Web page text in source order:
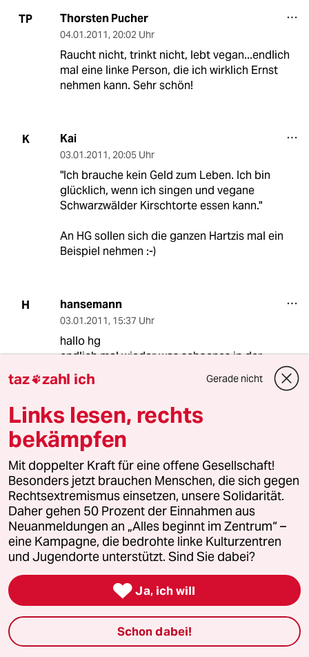
TP Thorsten Pucher
04.01.2011, 20:02 Uhr
Raucht nicht, trinkt nicht, lebt vegan...endlich
mal eine linke Person, die ich wirklich Ernst
nehmen kann. Sehr schön!
K Kai
03.01.2011, 20:05 Uhr
"Ich brauche kein Geld zum Leben. Ich bin
glücklich, wenn ich singen und vegane
Schwarzwälder Kirschtorte essen kann."
An HG sollen sich die ganzen Hartzis mal ein
Beispiel nehmen :-)
H hansemann
03.01.2011, 15:37 Uhr
hallo hg
endlich mal wieder was schoenes in der
zeitung gelesen! danke fuer dieses herzwarme
interview und deine offenheit!
jemand im mainstream kennt): ist echt ein
uebler und dunkler verein!
dir weiterhin viel kraft!!
ich komme auch ganz bald
wieder zum zeitungen kaufen!!!
qbat
03.01.2011,15:35 Uhr
das nenne ich mal ne konsequente haltung
(politisch wie menschlich) - respekt! aber ver-
taz zahl ich Gerade nicht
Links lesen, rechts
bekämpfen
Mit doppelter Kraft für eine offene Gesellschaft!
Besonders jetzt brauchen Menschen, die sich gegen
Rechtsextremismus einsetzen, unsere Solidarität.
Daher gehen 50 Prozent der Einnahmen aus
Neuanmeldungen an „Alles beginnt im Zentrum“ –
eine Kampagne, die bedrohte linke Kulturzentren
und Jugendorte unterstützt. Sind Sie dabei?
 Ja, ich will
Schon dabei!